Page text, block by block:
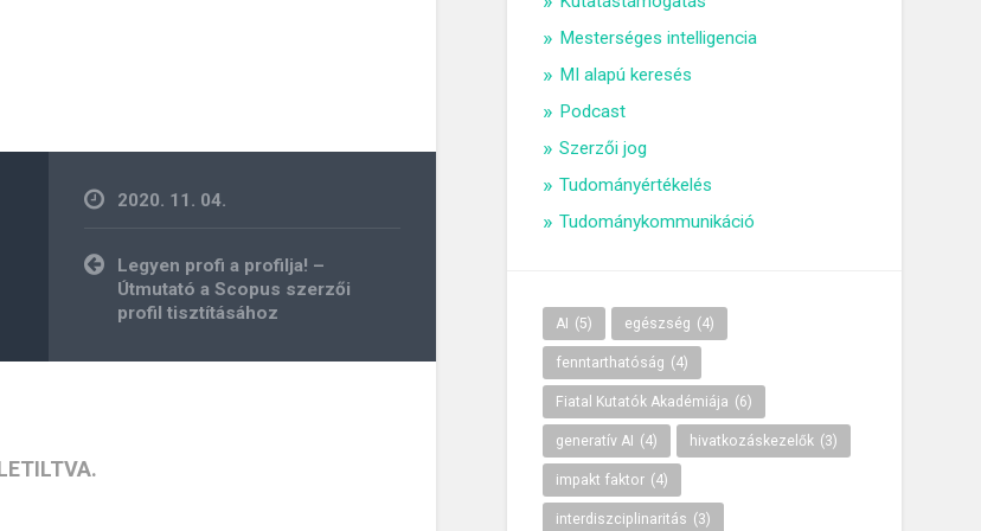
2020. 11. 04.
Bejegyzés
navigáció
Legyen profi a profilja! –
Útmutató a Scopus szerzői
profil tisztításához
Mesterséges intelligencia
MI alapú keresés
Podcast
Szerzői jog
Tudományértékelés
Tudománykommunikáció
AI (5) egészség (4)
fenntarthatóság (4)
Fiatal Kutatók Akadémiája (6)
generatív AI (4) hivatkozáskezelők (3)
impakt faktor (4)
interdiszciplinaritás (3)